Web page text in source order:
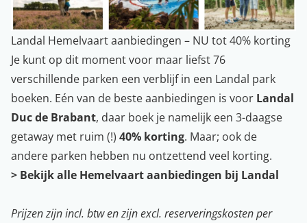
Landal Hemelvaart aanbiedingen – NU tot 40% korting
Je kunt op dit moment voor maar liefst 76
verschillende parken een verblijf in een Landal park
boeken. Eén van de beste aanbiedingen is voor Landal
Duc de Brabant, daar boek je namelijk een 3-daagse
getaway met ruim (!) 40% korting. Maar; ook de
andere parken hebben nu ontzettend veel korting.
> Bekijk alle Hemelvaart aanbiedingen bij Landal
Prijzen zijn incl. btw en zijn excl. reserveringskosten per